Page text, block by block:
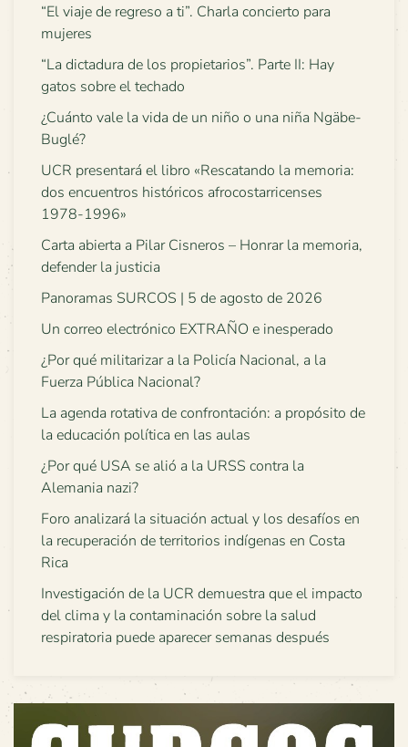
“El viaje de regreso a ti”. Charla concierto para
mujeres
“La dictadura de los propietarios”. Parte II: Hay
gatos sobre el techado
¿Cuánto vale la vida de un niño o una niña Ngäbe-
Buglé?
UCR presentará el libro «Rescatando la memoria:
dos encuentros históricos afrocostarricenses
1978-1996»
Carta abierta a Pilar Cisneros – Honrar la memoria,
defender la justicia
Panoramas SURCOS | 5 de agosto de 2026
Un correo electrónico EXTRAÑO e inesperado
¿Por qué militarizar a la Policía Nacional, a la
Fuerza Pública Nacional?
La agenda rotativa de confrontación: a propósito de
la educación política en las aulas
¿Por qué USA se alió a la URSS contra la
Alemania nazi?
Foro analizará la situación actual y los desafíos en
la recuperación de territorios indígenas en Costa
Rica
Investigación de la UCR demuestra que el impacto
del clima y la contaminación sobre la salud
respiratoria puede aparecer semanas después